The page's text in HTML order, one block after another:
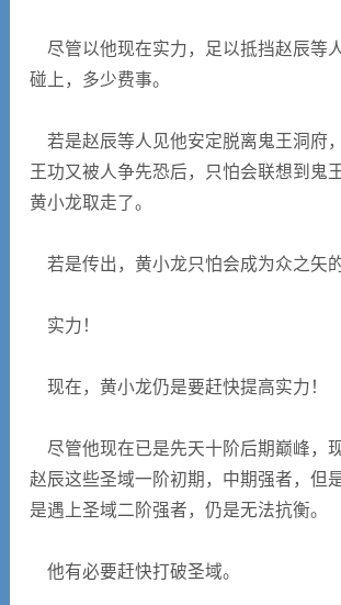
尽管以他现在实力，足以抵挡赵辰等
碰上，多少费事。
若是赵辰等人见他安定脱离鬼王洞府
王功又被人争先恐后，只怕会联想到鬼
黄小龙取走了。
若是传出，黄小龙只怕会成为众之矢的
实力！
现在，黄小龙仍是要赶快提高实力！
尽管他现在已是先天十阶后期巅峰，
赵辰这些圣域一阶初期，中期强者，但
是遇上圣域二阶强者，仍是无法抗衡。
他有必要赶快打破圣域。